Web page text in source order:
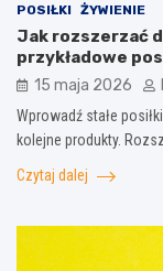
POSIŁKI ŻYWIENIE
Jak rozszerzać
przykładowe
15 maja 2026
Wprowadź stałe
kolejne produkty.
Czytaj dalej